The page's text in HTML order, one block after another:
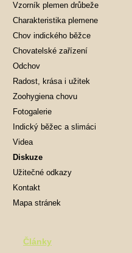
Vzorník plemen drůbeže
Charakteristika plemene
Chov indického běžce
Chovatelské zařízení
Odchov
Radost, krása i užitek
Zoohygiena chovu
Fotogalerie
Indický běžec a slimáci
Videa
Diskuze
Užitečné odkazy
Kontakt
Mapa stránek
Články